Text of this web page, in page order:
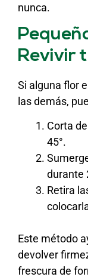
nunca.
Revivir
Si alguna flor
las demás,
Corta
45°.
durante
Retira
Este método
devolver
frescura de